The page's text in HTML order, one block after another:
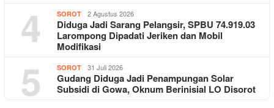
4 SOROT 2 Agustus 2026
Diduga Jadi Sarang Pelangsir, SPBU 74.919.03
Larompong Dipadati Jeriken dan Mobil
Modifikasi
5 SOROT 31 Juli 2026
Gudang Diduga Jadi Penampungan Solar
Subsidi di Gowa, Oknum Berinisial LO Disorot